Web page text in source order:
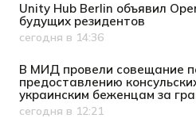
Unity Hub Berlin объявил
будущих резидентов
Дата публикации
сегодня в 14:36
В МИД провели совещание
предоставлению
украинским беженцам за
Дата публикации
сегодня в 12:21